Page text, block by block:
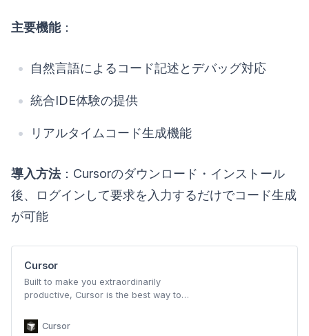
主要機能：
自然言語によるコード記述とデバッグ対応
統合IDE体験の提供
リアルタイムコード生成機能
導入方法：Cursorのダウンロード・インストール
後、ログインして要求を入力するだけでコード生成
が可能
Cursor
Built to make you extraordinarily
productive, Cursor is the best way to
Cursor